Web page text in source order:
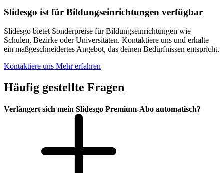
Slidesgo ist für Bildungseinrichtungen verfügbar
Slidesgo bietet Sonderpreise für Bildungseinrichtungen wie
Schulen, Bezirke oder Universitäten. Kontaktiere uns und erhalte
ein maßgeschneidertes Angebot, das deinen Bedürfnissen entspricht.
Kontaktiere uns Mehr erfahren
Häufig gestellte Fragen
Verlängert sich mein Slidesgo Premium-Abo automatisch?